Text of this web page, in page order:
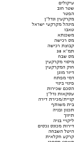
עיקולים
שטר חוב
הפטר
מקרקעין ונדל"ן
מינהל מקרקעי ישראל
טאבו
משכנתא
מס רכישה
קבוצת רכישה
תמ"א 38
מס שבח
מיסוי מקרקעין
חוק המקרקעין
דיור מוגן
דמי מפתח
פינוי בינוי
הסכם שכירות
עסקאות נדל"ן
קניית/מכירת דירה
בית משותף
תכנון ובניה
תיווך
ליקויי בניה
דירות מכונס נכסים
היטל השבחה
קרקע חקלאית